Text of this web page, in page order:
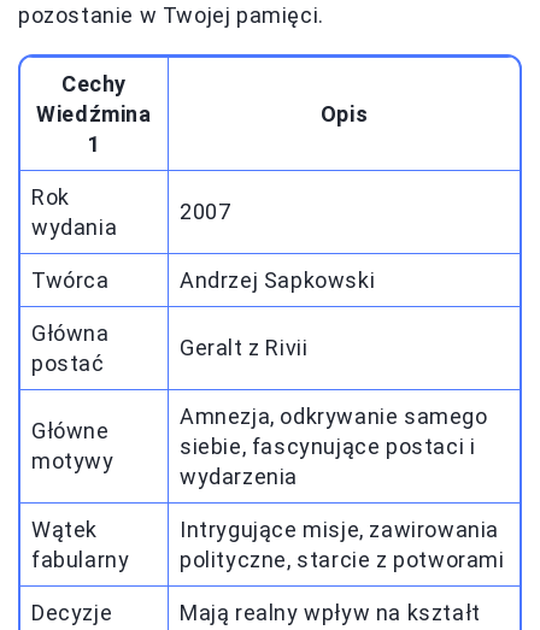
pozostanie w Twojej pamięci.
Cechy
Wiedźmina
1
Opis
Rok
wydania
2007
Twórca Andrzej Sapkowski
Główna
postać
Geralt z Rivii
Główne
motywy
Amnezja, odkrywanie samego
siebie, fascynujące postaci i
wydarzenia
Wątek
fabularny
Intrygujące misje, zawirowania
polityczne, starcie z potworami
Decyzje Mają realny wpływ na kształt